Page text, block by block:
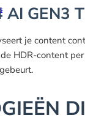
AI GEN3
je content
HDR-content